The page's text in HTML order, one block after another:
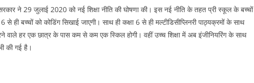
ने 29 जुलाई 2020 को नई शिक्षा नीति की घोषणा की। इस नई नीति के तहत प्री स्‍कूल के बच्‍चों
ही बच्चों को कोडिंग सिखाई जाएगी। साथ ही कक्षा 6 से ही मल्टीडिसीप्लिनरी पाठ्यक्रमों के साथ
वाले हर एक छात्र के पास कम से कम एक स्किल होगी। वहीं उच्च शिक्षा में अब इंजीनियरिंग के साथ
की गई है।